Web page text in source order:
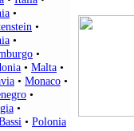
•
•
•
•
• Malta •
• Monaco •
•
•
• Polonia